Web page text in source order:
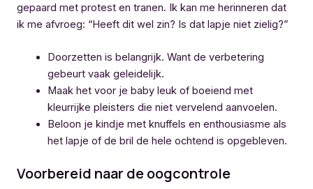
gepaard met protest en tranen. Ik kan me herinneren dat
ik me afvroeg: “Heeft dit wel zin? Is dat lapje niet zielig?”
Doorzetten is belangrijk. Want de verbetering
gebeurt vaak geleidelijk.
Maak het voor je baby leuk of boeiend met
kleurrijke pleisters die niet vervelend aanvoelen.
Beloon je kindje met knuffels en enthousiasme als
het lapje of de bril de hele ochtend is opgebleven.
Voorbereid naar de oogcontrole